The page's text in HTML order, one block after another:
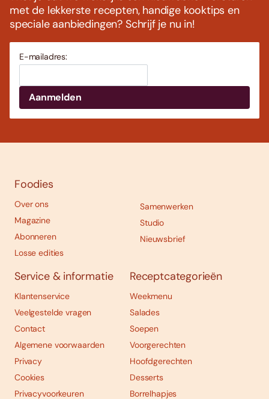
met de lekkerste recepten, handige kooktips en
speciale aanbiedingen? Schrijf je nu in!
E-mailadres:
Foodies
Over ons
Magazine
Abonneren
Losse edities
Samenwerken
Studio
Nieuwsbrief
Service & informatie
Klantenservice
Veelgestelde vragen
Contact
Algemene voorwaarden
Privacy
Cookies
Privacyvoorkeuren
Receptcategorieën
Weekmenu
Salades
Soepen
Voorgerechten
Hoofdgerechten
Desserts
Borrelhapjes